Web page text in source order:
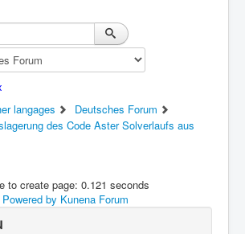
langages
Deutsches Forum
des Code Aster Solverlaufs aus
to create page: 0.121 seconds
Powered by Kunena Forum